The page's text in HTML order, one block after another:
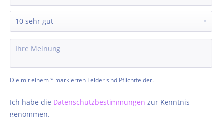
Die mit einem * markierten Felder sind Pflichtfelder.
Ich habe die Datenschutzbestimmungen zur Kenntnis
genommen.